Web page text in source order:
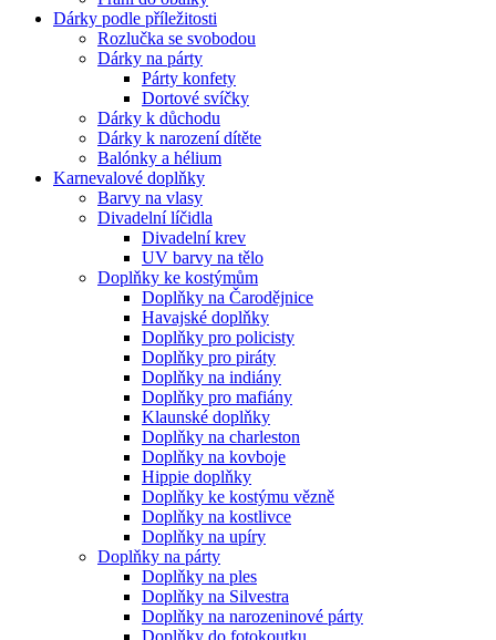
Dárky podle příležitosti
Rozlučka se svobodou
Dárky na párty
Párty konfety
Dortové svíčky
Dárky k důchodu
Dárky k narození dítěte
Balónky a hélium
Karnevalové doplňky
Barvy na vlasy
Divadelní líčidla
Divadelní krev
UV barvy na tělo
Doplňky ke kostýmům
Doplňky na Čarodějnice
Havajské doplňky
Doplňky pro policisty
Doplňky pro piráty
Doplňky na indiány
Doplňky pro mafiány
Klaunské doplňky
Doplňky na charleston
Doplňky na kovboje
Hippie doplňky
Doplňky ke kostýmu vězně
Doplňky na kostlivce
Doplňky na upíry
Doplňky na párty
Doplňky na ples
Doplňky na Silvestra
Doplňky na narozeninové párty
Doplňky do fotokoutku